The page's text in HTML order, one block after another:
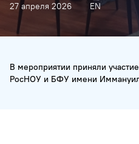
27 апреля 2026 EN
В мероприятии приняли
РосНОУ и БФУ имени